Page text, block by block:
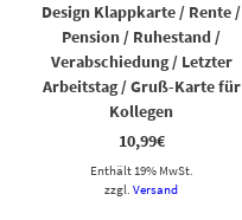
Design Klappkarte / Rente /
Pension / Ruhestand /
Verabschiedung / Letzter
Arbeitstag / Gruß-Karte für
Kollegen
10,99€
Enthält 19% MwSt.
zzgl.Versand